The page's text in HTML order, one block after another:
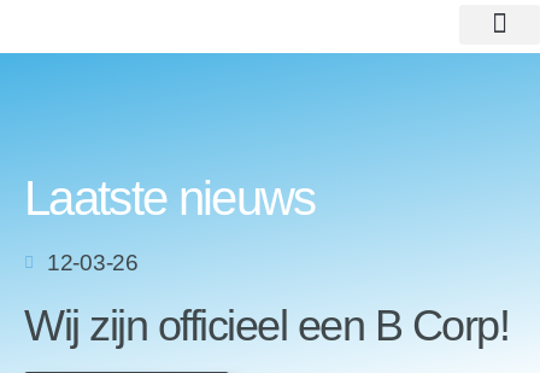
Laatste nieuws
12-03-26
Wij zijn officieel een B Corp!